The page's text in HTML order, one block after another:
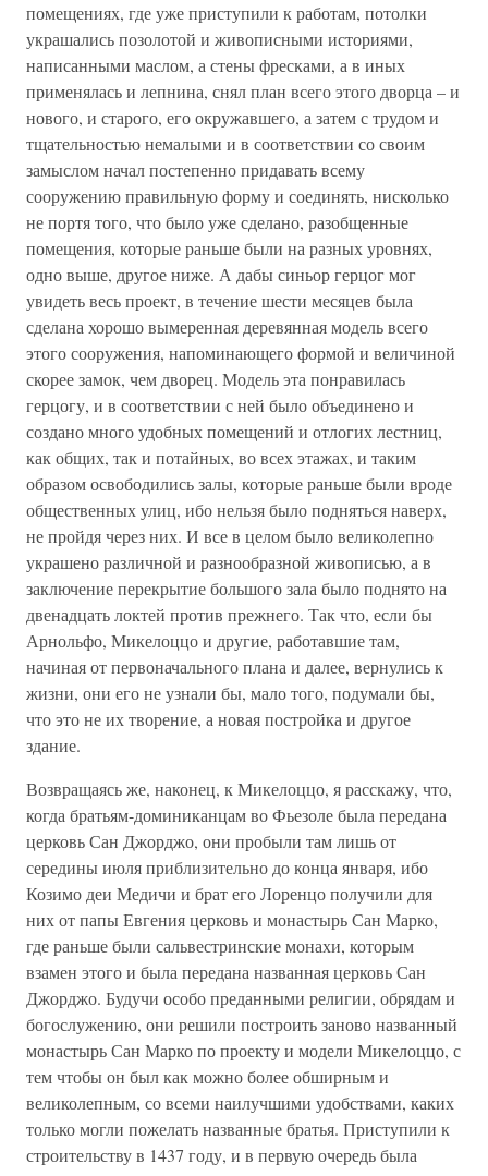
помещениях, где уже приступили к работам, потолки
украшались позолотой и живописными историями,
написанными маслом, а стены фресками, а в иных
применялась и лепнина, снял план всего этого дворца – и
нового, и старого, его окружавшего, а затем с трудом и
тщательностью немалыми и в соответствии со своим
замыслом начал постепенно придавать всему
сооружению правильную форму и соединять, нисколько
не портя того, что было уже сделано, разобщенные
помещения, которые раньше были на разных уровнях,
одно выше, другое ниже. А дабы синьор герцог мог
увидеть весь проект, в течение шести месяцев была
сделана хорошо вымеренная деревянная модель всего
этого сооружения, напоминающего формой и величиной
скорее замок, чем дворец. Модель эта понравилась
герцогу, и в соответствии с ней было объединено и
создано много удобных помещений и отлогих лестниц,
как общих, так и потайных, во всех этажах, и таким
образом освободились залы, которые раньше были вроде
общественных улиц, ибо нельзя было подняться наверх,
не пройдя через них. И все в целом было великолепно
украшено различной и разнообразной живописью, а в
заключение перекрытие большого зала было поднято на
двенадцать локтей против прежнего. Так что, если бы
Арнольфо, Микелоццо и другие, работавшие там,
начиная от первоначального плана и далее, вернулись к
жизни, они его не узнали бы, мало того, подумали бы,
что это не их творение, а новая постройка и другое
здание.
Возвращаясь же, наконец, к Микелоццо, я расскажу, что,
когда братьям-доминиканцам во Фьезоле была передана
церковь Сан Джорджо, они пробыли там лишь от
середины июля приблизительно до конца января, ибо
Козимо деи Медичи и брат его Лоренцо получили для
них от папы Евгения церковь и монастырь Сан Марко,
где раньше были сальвестринские монахи, которым
взамен этого и была передана названная церковь Сан
Джорджо. Будучи особо преданными религии, обрядам и
богослужению, они решили построить заново названный
монастырь Сан Марко по проекту и модели Микелоццо, с
тем чтобы он был как можно более обширным и
великолепным, со всеми наилучшими удобствами, каких
только могли пожелать названные братья. Приступили к
строительству в 1437 году, и в первую очередь была